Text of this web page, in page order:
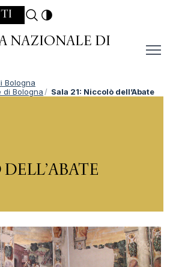
NAZIONALE DI
Bologna
di Bologna
Sala 21: Niccolò dell’Abate